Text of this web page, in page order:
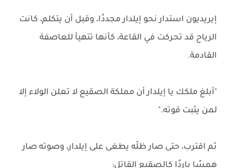
إيريديون استدار نحو إيلدار مجددًا، وقبل أن يتكلم، كانت
الرياح قد تحركت في القاعة، كأنها تتهيأ للعاصفة
القادمة.
"أبلغ ملكك يا إيلدار أن مملكة الصقيع لا تعلن الولاء إلا
لمن يثبت قوته."
ثم اقترب، حتى صار ظلّه يطغى على إيلدار، وصوته صار
همسًا باردًا كالصقيع القاتل: